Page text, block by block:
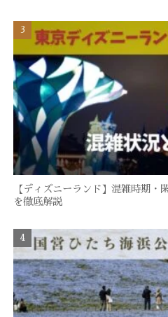
【ディズニーランド】混雑時期・
を徹底解説